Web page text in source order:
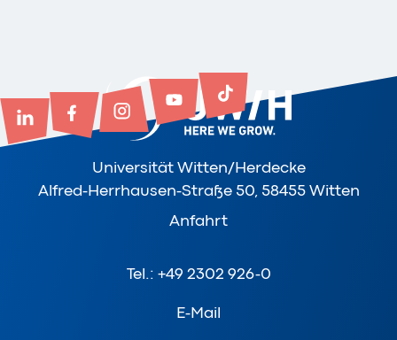
Universität Witten/Herdecke
Alfred-Herrhausen-Straße 50, 58455 Witten
Anfahrt
Tel.: +49 2302 926-0
E-Mail